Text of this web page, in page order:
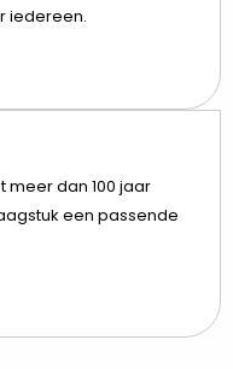
iedereen.
meer dan 100 jaar
een passende